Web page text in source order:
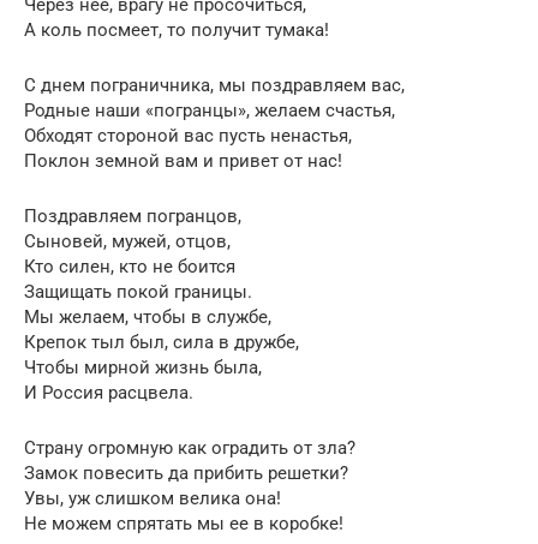
Через нее, врагу не просочиться,
А коль посмеет, то получит тумака!
С днем пограничника, мы поздравляем вас,
Родные наши «погранцы», желаем счастья,
Обходят стороной вас пусть ненастья,
Поклон земной вам и привет от нас!
Поздравляем погранцов,
Сыновей, мужей, отцов,
Кто силен, кто не боится
Защищать покой границы.
Мы желаем, чтобы в службе,
Крепок тыл был, сила в дружбе,
Чтобы мирной жизнь была,
И Россия расцвела.
Страну огромную как оградить от зла?
Замок повесить да прибить решетки?
Увы, уж слишком велика она!
Не можем спрятать мы ее в коробке!